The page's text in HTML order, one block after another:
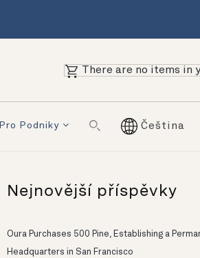
There are no items in
Pro Podniky Čeština
Nejnovější příspěvky
Oura Purchases 500 Pine, Establishing a
Headquarters in San Francisco